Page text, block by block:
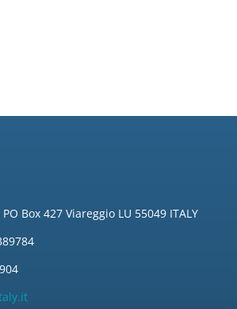
Box 427 Viareggio LU 55049 ITALY